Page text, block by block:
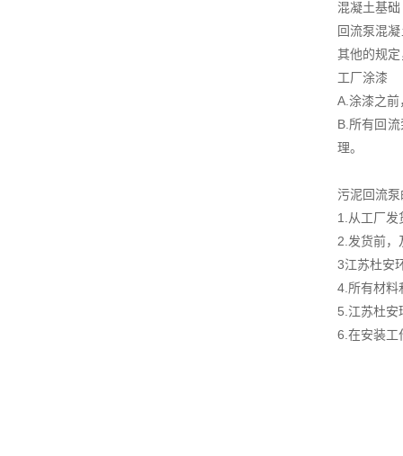
混凝土基础
回流泵混
其他的规
工厂涂漆
A.涂漆之
B.所有回
理。
污泥回流
1.从工厂发
2.发货前，
3江苏杜安
4.所有材料
5.江苏杜安
6.在安装工